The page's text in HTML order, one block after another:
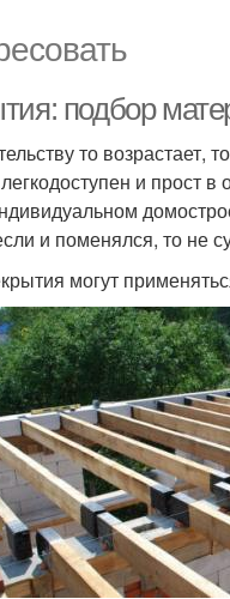
подбор
то возрастает,
и прост
и поменялся, то не
могут